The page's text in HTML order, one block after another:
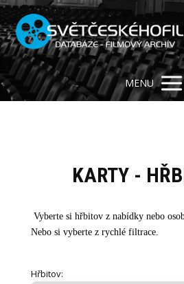
MENU
KARTY -
Vyberte si hřbitov z nabídky nebo
Nebo si vyberte z rychlé filtrace.
Hřbitov: